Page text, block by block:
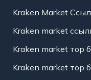
Kraken Market
Kraken market
Kraken market тор
Kraken market тор